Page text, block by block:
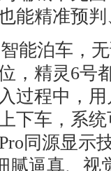
能精准预
能泊车，
，精灵6号
过程中，
下车，系
同源显示
腻逼真、视